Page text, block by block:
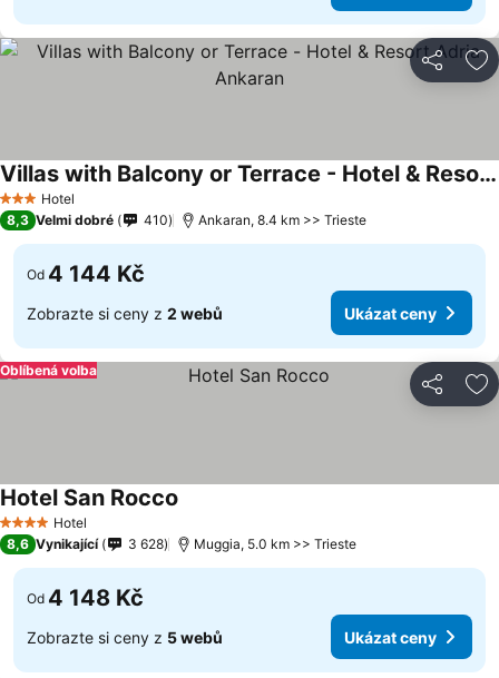
Sdílet
3 Počet hvězdiček
Hotel
Villas with Balcony or Terrace - Hotel & Resort Adria Ankaran
8,3 Velmi dobré 410 Ankaran, 8.4 km >> Trieste
Od 4 144 Kč
Zobrazte si ceny z 2 webů Ukázat ceny
Sdílet
Oblíbená volba
4 Počet hvězdiček
Hotel
Hotel San Rocco
8,6 Vynikající 3 628 Muggia, 5.0 km >> Trieste
Od 4 148 Kč
Zobrazte si ceny z 5 webů Ukázat ceny